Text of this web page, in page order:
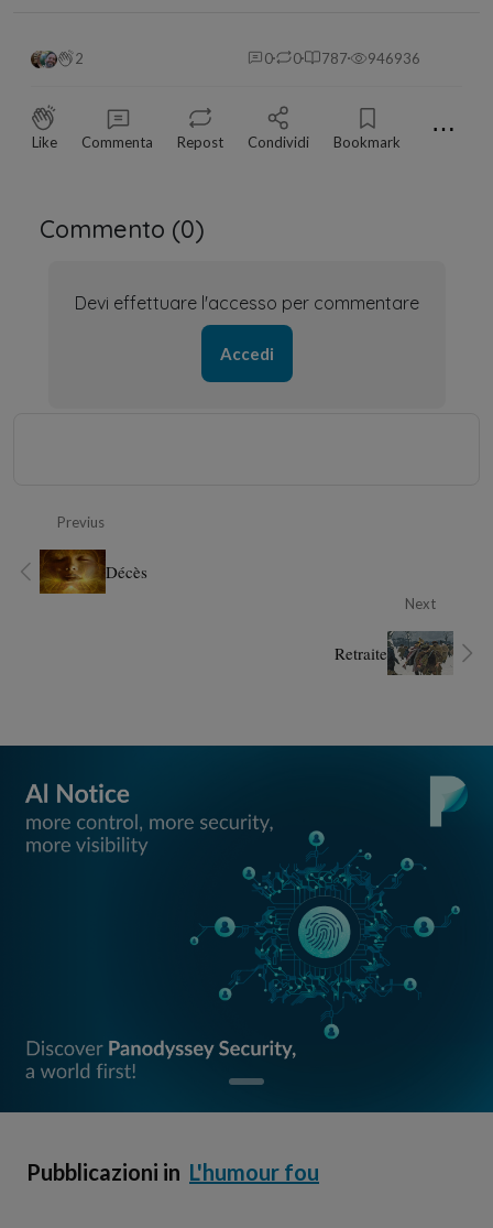
2 0 0 787 946936
Like Commenta Repost Condividi Bookmark ⋯
Commento (0)
Devi effettuare l'accesso per commentare
Accedi
Previus
Décès
Next
Retraite
Pubblicazioni in L'humour fou